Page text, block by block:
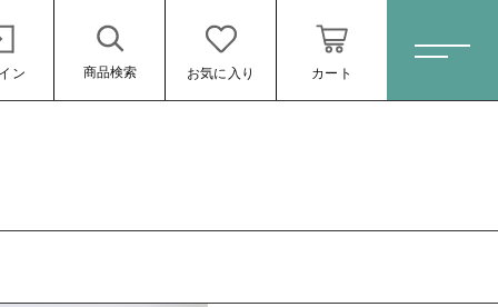
ン
商品検索 お気に入り カート
すべての商品